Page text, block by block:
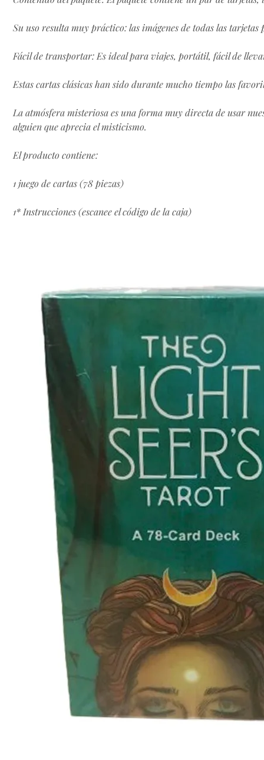
Su uso resulta muy práctico: las imágenes de todas las
Fácil de transportar: Es ideal para viajes, portátil, fácil de
Estas cartas clásicas han sido durante mucho tiempo las
La atmósfera misteriosa es una forma muy directa de usar
alguien que aprecia el misticismo.
El producto contiene:
1 juego de cartas (78 piezas)
1* Instrucciones (escanee el código de la caja)